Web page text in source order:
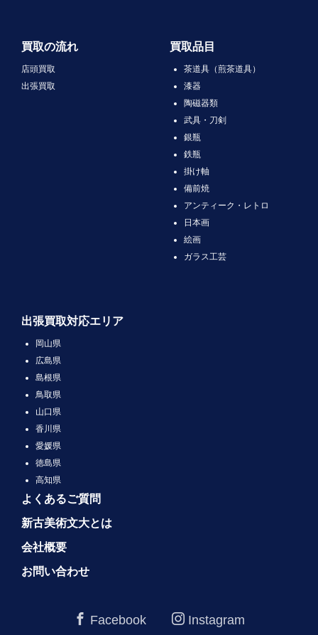
買取の流れ
店頭買取
出張買取
買取品目
茶道具（煎茶道具）
漆器
陶磁器類
武具・刀剣
銀瓶
鉄瓶
掛け軸
備前焼
アンティーク・レトロ
日本画
絵画
ガラス工芸
出張買取対応エリア
岡山県
広島県
島根県
鳥取県
山口県
香川県
愛媛県
徳島県
高知県
よくあるご質問
新古美術文大とは
会社概要
お問い合わせ
Facebook Instagram